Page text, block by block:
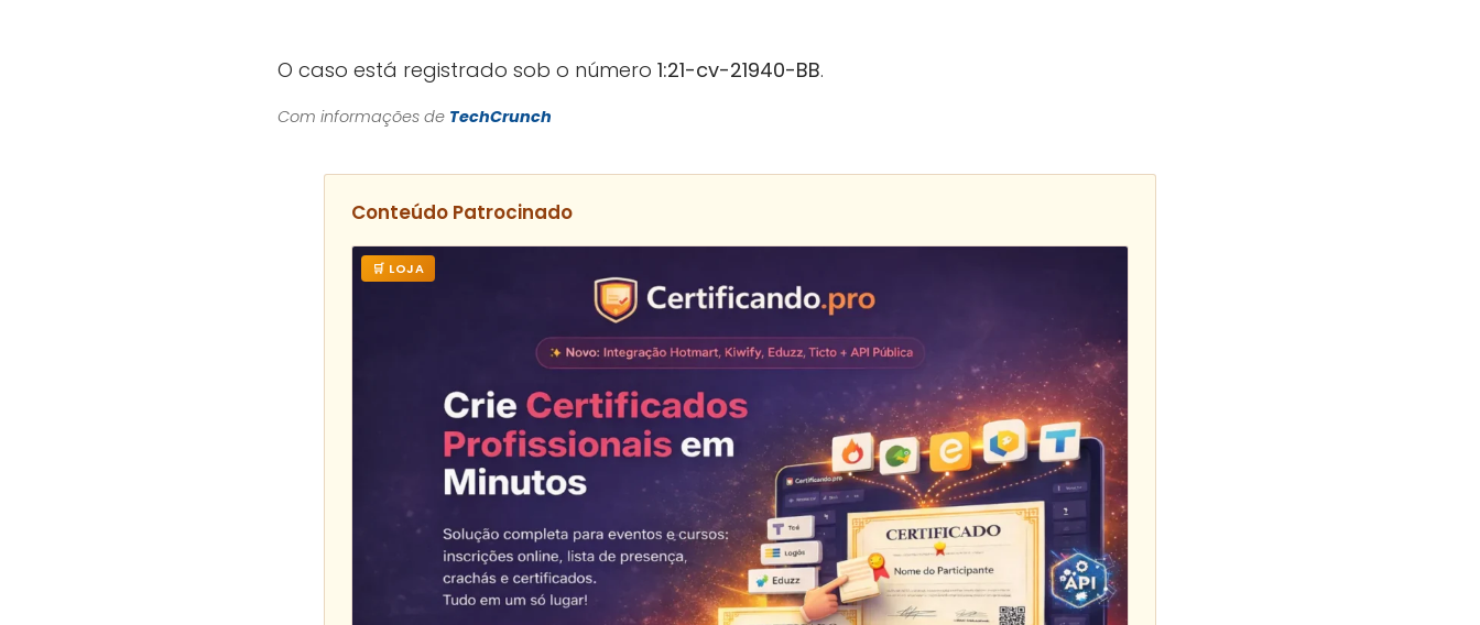
O caso está registrado sob o número 1:21-cv-21940-BB.
Com informações de TechCrunch
Conteúdo Patrocinado
🛒 LOJA